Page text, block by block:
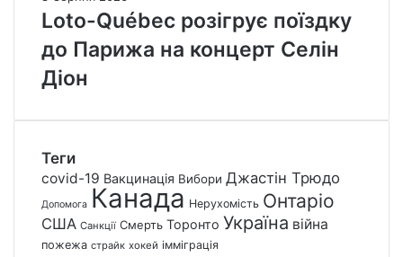
Loto-Québec розігрує поїздку
до Парижа на концерт Селін
Діон
Теги
covid-19 Вакцинація Вибори Джастін Трюдо
Допомога Канада Нерухомість Онтаріо
США Санкції Смерть Торонто Україна війна
пожежа страйк хокей імміграція